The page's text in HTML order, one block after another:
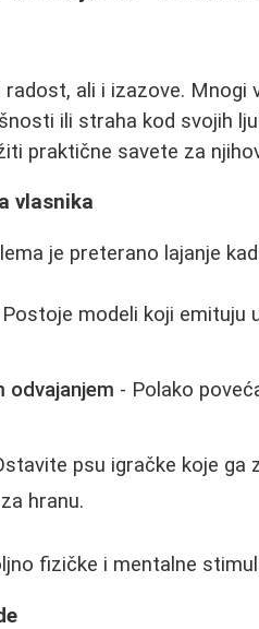
radost, ali i izazove.
ili straha kod svojih
praktične savete za
vlasnika
je preterano lajanje
modeli koji emituju
odvajanjem - Polako
psu igračke koje ga
hranu.
fizičke i mentalne